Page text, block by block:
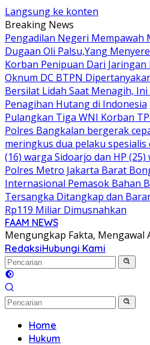
Langsung ke konten
Breaking News
Pengadilan Negeri Mempawah
Dugaan Oli Palsu,Yang
Korban Penipuan Dari Jaringan
Oknum DC BTPN
Bersilat Lidah Saat Menagih,
Penagihan Hutang di Indonesia
Pulangkan Tiga WNI Korban
Polres Bangkalan bergerak
meringkus dua pelaku
(16) warga Sidoarjo dan HP
Polres Metro Jakarta Barat
Internasional Pemasok Bahan
Tersangka Ditangkap dan
Rp119 Miliar Dimusnahkan
FAAM NEWS
Mengungkap Fakta, Mengawal
RedaksiHubungi Kami
Home
Hukum